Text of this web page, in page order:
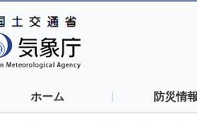
ホーム 防災情報